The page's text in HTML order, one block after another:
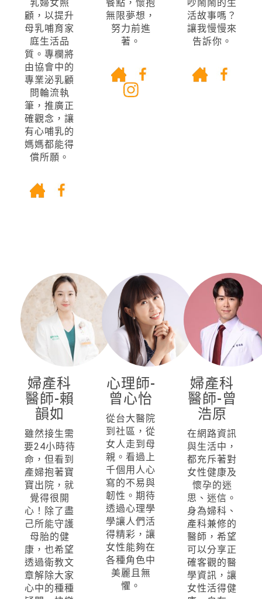
乳婦女照
顧，以提升
母乳哺育家
庭生活品
質。專欄將
由協會中的
專業泌乳顧
問輪流執
筆，推廣正
確觀念，讓
有心哺乳的
媽媽都能得
償所願。
餐點，懷抱
無限夢想，
努力前進
著。
吵鬧鬧的生
活故事嗎？
讓我慢慢來
告訴你。
婦產科
醫師-賴
韻如
雖然接生需
要24小時待
命，但看到
產婦抱著寶
寶出院，就
覺得很開
心！除了盡
己所能守護
母胎的健
康，也希望
透過衛教文
章解除大家
心中的種種
心理師-
曾心怡
從台大醫院
到社區，從
女人走到母
親。看過上
千個用人心
寫的不易與
韌性。期待
透過心理學
學讓人們活
得精彩，讓
女性能夠在
各種角色中
美麗且無
懼。
婦產科
醫師-曾
浩原
在網路資訊
與生活中，
都充斥著對
女性健康及
懷孕的迷
思、迷信。
身為婦科、
產科兼修的
醫師，希望
可以分享正
確客觀的醫
學資訊，讓
女性活得健